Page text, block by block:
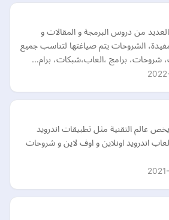
من دروس البرمجة و المقالات و
الشروحات يتم صياغتها لتناسب جميع
شروحات، برامج ،العاب،شبكات، برام…
عالم التقنية مثل تطبيقات اندرويد
اندرويد اونلاين و اوف لاين و شروحات